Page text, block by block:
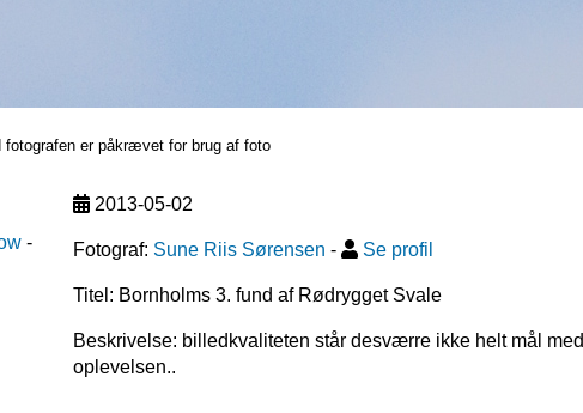
fotografen er påkrævet for brug af foto
-
2013-05-02
Fotograf: Sune Riis Sørensen - Se profil
Titel: Bornholms 3. fund af Rødrygget Svale
Beskrivelse: billedkvaliteten står desværre ikke helt mål med
oplevelsen..